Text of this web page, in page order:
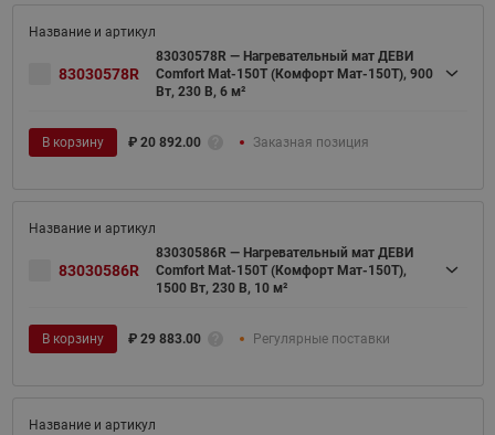
83030578R
83030578R — Нагревательный мат ДЕВИ
Comfort Mat-150T (Комфорт Мат-150Т), 900
Вт, 230 В, 6 м²
В корзину ₽ 20 892.00 Заказная позиция
83030586R
83030586R — Нагревательный мат ДЕВИ
Comfort Mat-150T (Комфорт Мат-150Т),
1500 Вт, 230 В, 10 м²
В корзину ₽ 29 883.00 Регулярные поставки